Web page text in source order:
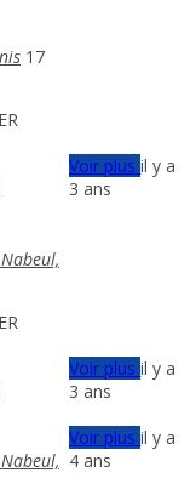
17
Voir plusil y a
3 ans
Voir plusil y a
3 ans
Voir plusil y a
4 ans